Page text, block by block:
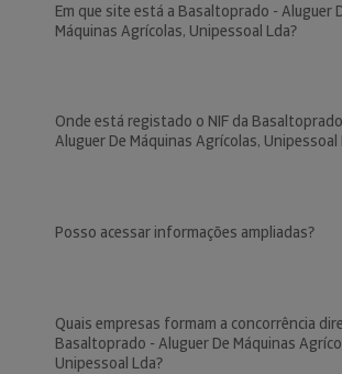
Em que site está a Basaltoprado - Aluguer
Máquinas Agrícolas, Unipessoal Lda?
Onde está registado o NIF da
Aluguer De Máquinas Agrícolas, Unipessoal
Posso acessar informações ampliadas?
Quais empresas formam a concorrência
Basaltoprado - Aluguer De Máquinas
Unipessoal Lda?